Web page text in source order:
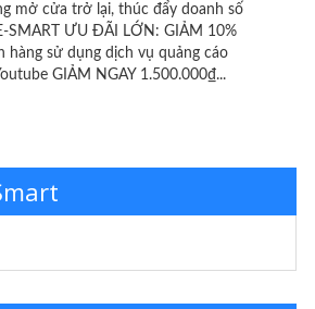
mở cửa trở lại, thúc đẩy doanh số
SMART ƯU ĐÃI LỚN: GIẢM 10%
hàng sử dụng dịch vụ quảng cáo
GIẢM NGAY 1.500.000₫...